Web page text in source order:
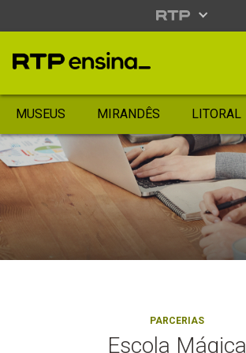
MUSEUS MIRANDÊS LITORAL
PARCERIAS
Escola Mágica